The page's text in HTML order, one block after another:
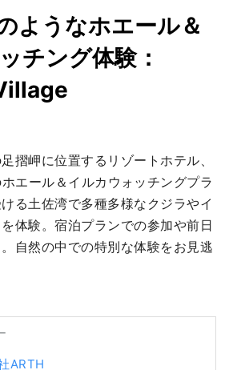
ようなホエール＆
チング体験：
摺岬に位置するリゾートホテル、
エール＆イルカウォッチングプラ
る土佐湾で多種多様なクジラやイ
体験。宿泊プランでの参加や前日
自然の中での特別な体験をお見逃
ARTH